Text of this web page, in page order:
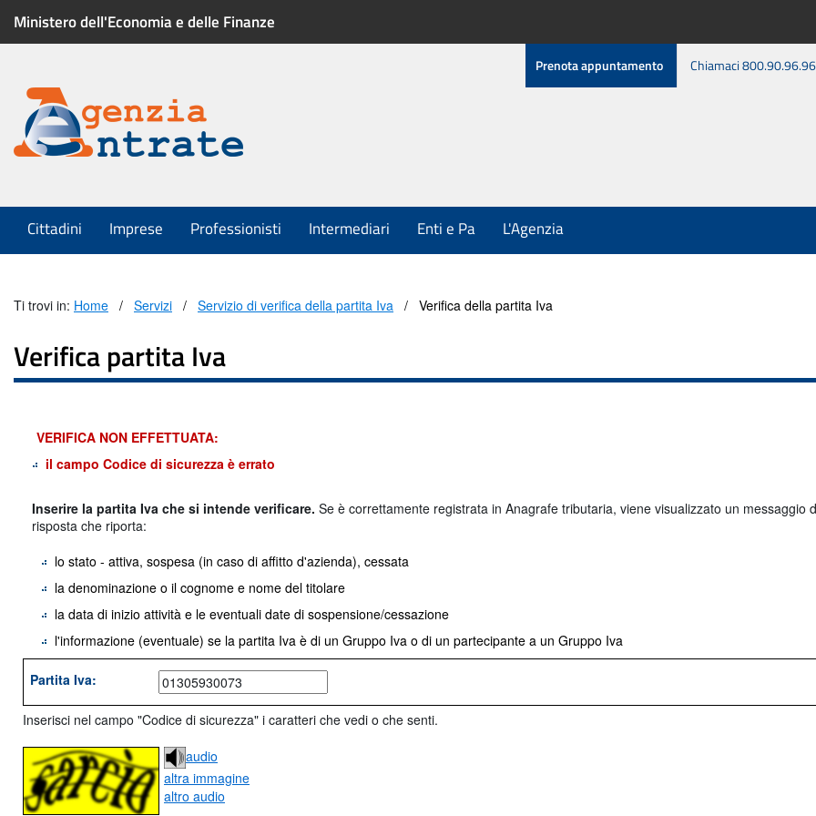
Ministero dell'Economia e delle Finanze
Menu
servizio
Prenota appuntamento Chiamaci 800.90.96.96
Menu
principale
Cittadini Imprese Professionisti Intermediari Enti e Pa L'Agenzia
Ti trovi in: Home Servizi Servizio di verifica della partita Iva Verifica della partita Iva
Verifica partita Iva
VERIFICA NON EFFETTUATA:
il campo Codice di sicurezza è errato
Inserire la partita Iva che si intende verificare. Se è correttamente registrata in Anagrafe tributaria, viene visualizzato un messaggio
risposta che riporta:
lo stato - attiva, sospesa (in caso di affitto d'azienda), cessata
la denominazione o il cognome e nome del titolare
la data di inizio attività e le eventuali date di sospensione/cessazione
l'informazione (eventuale) se la partita Iva è di un Gruppo Iva o di un partecipante a un Gruppo Iva
Partita Iva:
Inserisci nel campo "Codice di sicurezza" i caratteri che vedi o che senti.
audio
altra immagine
altro audio